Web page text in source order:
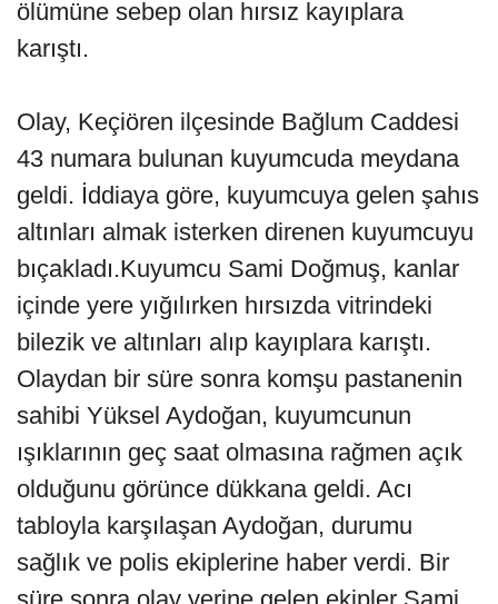
ölümüne sebep olan hırsız kayıplara
karıştı.
Olay, Keçiören ilçesinde Bağlum Caddesi
43 numara bulunan kuyumcuda meydana
geldi. İddiaya göre, kuyumcuya gelen şahıs
altınları almak isterken direnen kuyumcuyu
bıçakladı.Kuyumcu Sami Doğmuş, kanlar
içinde yere yığılırken hırsızda vitrindeki
bilezik ve altınları alıp kayıplara karıştı.
Olaydan bir süre sonra komşu pastanenin
sahibi Yüksel Aydoğan, kuyumcunun
ışıklarının geç saat olmasına rağmen açık
olduğunu görünce dükkana geldi. Acı
tabloyla karşılaşan Aydoğan, durumu
sağlık ve polis ekiplerine haber verdi. Bir